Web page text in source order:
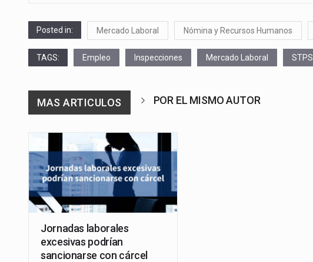
Posted in: Mercado Laboral Nómina y Recursos Humanos
TAGS: Empleo Inspecciones Mercado Laboral STPS
MAS ARTICULOS POR EL MISMO AUTOR
Jornadas laborales
excesivas podrían
sancionarse con cárcel